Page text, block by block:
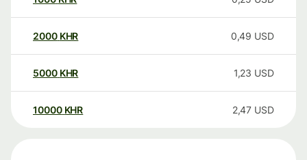
2000 KHR 0,49 USD
5000 KHR 1,23 USD
10000 KHR 2,47 USD